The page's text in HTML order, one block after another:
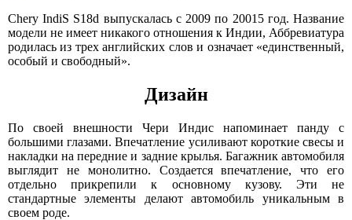
Chery IndiS S18d выпускалась с 2009 по 20015 год. Название
модели не имеет никакого отношения к Индии, Аббревиатура
родилась из трех английских слов и означает «единственный,
особый и свободный».
Дизайн
По своей внешности Чери Индис напоминает панду с
большими глазами. Впечатление усиливают короткие свесы и
накладки на передние и задние крылья. Багажник автомобиля
выглядит не монолитно. Создается впечатление, что его
отдельно прикрепили к основному кузову. Эти не
стандартные элементы делают автомобиль уникальным в
своем роде.